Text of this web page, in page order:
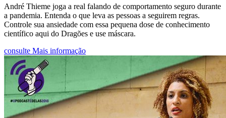
André Thieme joga a real falando de comportamento seguro durante
a pandemia. Entenda o que leva as pessoas a seguirem regras.
Controle sua ansiedade com essa pequena dose de conhecimento
científico aqui do Dragões e use máscara.
consulte Mais informação